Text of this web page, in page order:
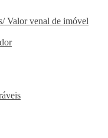
Valor venal de imóvel